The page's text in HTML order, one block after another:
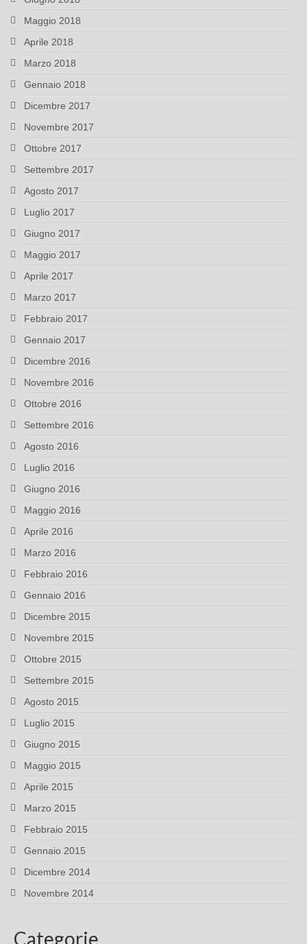
Maggio 2018
Aprile 2018
Marzo 2018
Gennaio 2018
Dicembre 2017
Novembre 2017
Ottobre 2017
Settembre 2017
Agosto 2017
Luglio 2017
Giugno 2017
Maggio 2017
Aprile 2017
Marzo 2017
Febbraio 2017
Gennaio 2017
Dicembre 2016
Novembre 2016
Ottobre 2016
Settembre 2016
Agosto 2016
Luglio 2016
Giugno 2016
Maggio 2016
Aprile 2016
Marzo 2016
Febbraio 2016
Gennaio 2016
Dicembre 2015
Novembre 2015
Ottobre 2015
Settembre 2015
Agosto 2015
Luglio 2015
Giugno 2015
Maggio 2015
Aprile 2015
Marzo 2015
Febbraio 2015
Gennaio 2015
Dicembre 2014
Novembre 2014
Categorie